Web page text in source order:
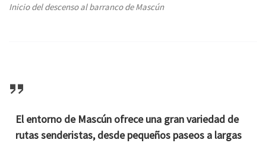
Inicio del descenso al barranco de Mascún
El entorno de Mascún ofrece una gran variedad de
rutas senderistas, desde pequeños paseos a largas